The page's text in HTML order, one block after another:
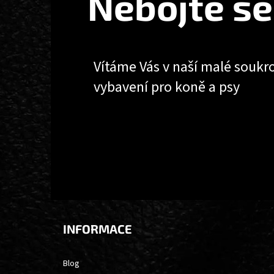
Vítáme Vás v naší malé
vybavení pro koně a psy
INFORMACE
Blog